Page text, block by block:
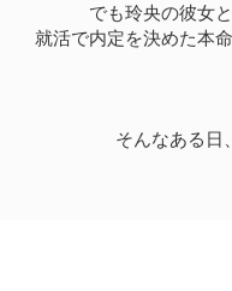
でも玲央の彼女
就活で内定を決めた本
そんなある日